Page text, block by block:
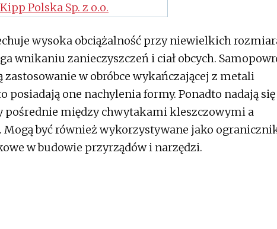
wysoka obciążalność przy niewielkich
wnikaniu zanieczyszczeń i ciał obcych.
w obróbce wykańczającej z metali
posiadają one nachylenia formy. Ponadto nadają się
pośrednie między chwytakami kleszczowymi a
być również wykorzystywane jako
w budowie przyrządów i narzędzi.